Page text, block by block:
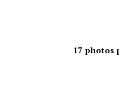
17 photos